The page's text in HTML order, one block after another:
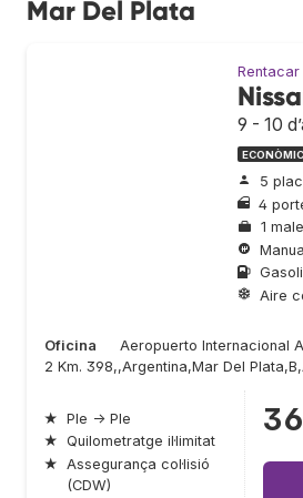
Mar Del Plata
Rentacar
9 - 10
ECONÒMIC
5
4
1
Aire
Oficina
Aeropuerto Internacional
2 Km. 398,,Argentina,Mar Del
★ Ple → Ple
★ Quilometratge il·limitat
★ Assegurança col·lisió
(CDW)